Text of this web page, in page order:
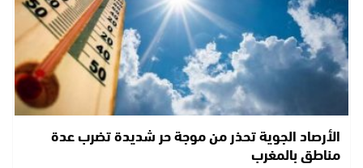
الأرصاد الجوية تحذر من موجة حر شديدة تضرب عدة
مناطق بالمغرب